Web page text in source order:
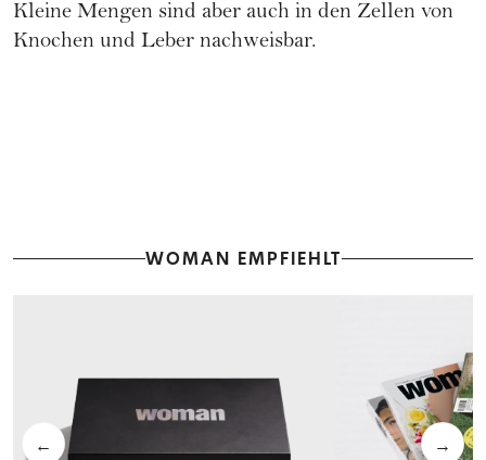
Kleine Mengen sind aber auch in den Zellen von
Knochen und Leber nachweisbar.
WOMAN EMPFIEHLT
← →